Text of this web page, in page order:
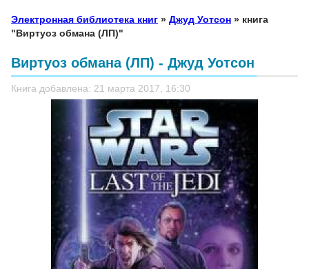
Электронная библиотека книг » Джуд Уотсон » книга
"Виртуоз обмана (ЛП)"
Виртуоз обмана (ЛП) - Джуд Уотсон
Книга добавлена: 21 марта 2017, 16:30